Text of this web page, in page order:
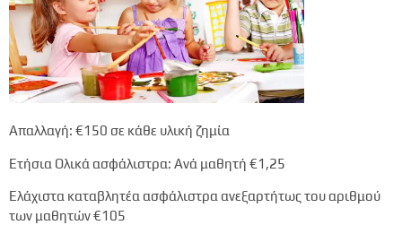
Απαλλαγή: €150 σε κάθε υλική ζημία
Ετήσια Ολικά ασφάλιστρα: Ανά μαθητή €1,25
Ελάχιστα καταβλητέα ασφάλιστρα ανεξαρτήτως του αριθμού
των μαθητών€105